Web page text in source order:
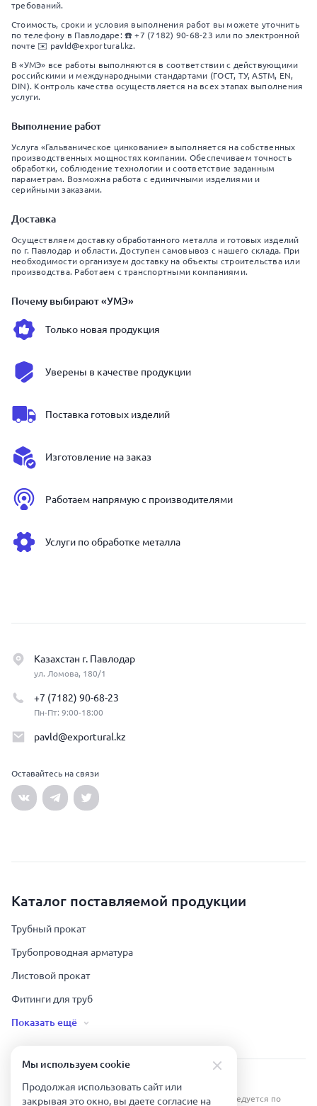
требований.
Стоимость, сроки и условия выполнения работ вы можете уточнить
по телефону в Павлодаре: ☎️ +7 (7182) 90-68-23 или по электронной
почте ✉️ pavld@exportural.kz.
В «УМЭ» все работы выполняются в соответствии с действующими
российскими и международными стандартами (ГОСТ, ТУ, ASTM, EN,
DIN). Контроль качества осуществляется на всех этапах выполнения
услуги.
Выполнение работ
Услуга «Гальваническое цинкование» выполняется на собственных
производственных мощностях компании. Обеспечиваем точность
обработки, соблюдение технологии и соответствие заданным
параметрам. Возможна работа с единичными изделиями и
серийными заказами.
Доставка
Осуществляем доставку обработанного металла и готовых изделий
по г. Павлодар и области. Доступен самовывоз с нашего склада. При
необходимости организуем доставку на объекты строительства или
производства. Работаем с транспортными компаниями.
Почему выбирают «УМЭ»
Только новая продукция
Уверены в качестве продукции
Поставка готовых изделий
Изготовление на заказ
Работаем напрямую с производителями
Услуги по обработке металла
Казахстан г. Павлодар
ул. Ломова, 180/1
+7 (7182) 90-68-23
Пн-Пт: 9:00-18:00
pavld@exportural.kz
Оставайтесь на связи
Каталог поставляемой продукции
Трубный прокат
Трубопроводная арматура
Листовой прокат
Фитинги для труб
Показать ещё
Урал Тех Экспорт — Казахстан © 2019-
Все права защищены. Копирование информации преследуется по
Мы используем сookie
Продолжая использовать сайт или
закрывая это окно, вы даете согласие на